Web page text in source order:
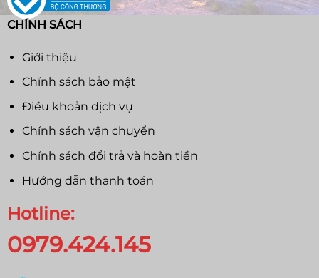
CHÍNH SÁCH
Giới thiệu
Chính sách bảo mật
Điều khoản dịch vụ
Chính sách vận chuyển
Chính sách đổi trả và hoàn tiền
Hướng dẫn thanh toán
Hotline:
0979.424.145